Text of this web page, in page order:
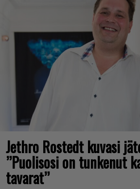
Jethro Rostedt kuvasi
”Puolisosi on tunkenut
tavarat”